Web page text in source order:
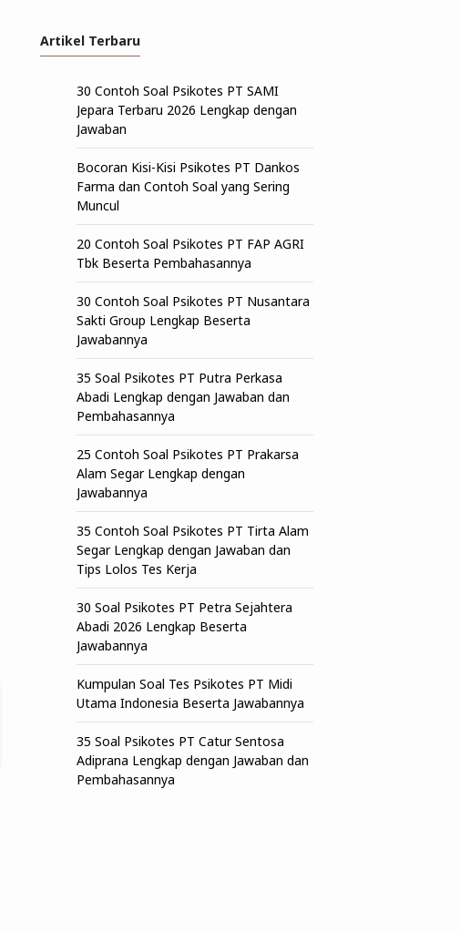
Artikel Terbaru
30 Contoh Soal Psikotes PT SAMI
Jepara Terbaru 2026 Lengkap dengan
Jawaban
Bocoran Kisi-Kisi Psikotes PT Dankos
Farma dan Contoh Soal yang Sering
Muncul
20 Contoh Soal Psikotes PT FAP AGRI
Tbk Beserta Pembahasannya
30 Contoh Soal Psikotes PT Nusantara
Sakti Group Lengkap Beserta
Jawabannya
35 Soal Psikotes PT Putra Perkasa
Abadi Lengkap dengan Jawaban dan
Pembahasannya
25 Contoh Soal Psikotes PT Prakarsa
Alam Segar Lengkap dengan
Jawabannya
35 Contoh Soal Psikotes PT Tirta Alam
Segar Lengkap dengan Jawaban dan
Tips Lolos Tes Kerja
30 Soal Psikotes PT Petra Sejahtera
Abadi 2026 Lengkap Beserta
Jawabannya
Kumpulan Soal Tes Psikotes PT Midi
Utama Indonesia Beserta Jawabannya
35 Soal Psikotes PT Catur Sentosa
Adiprana Lengkap dengan Jawaban dan
Pembahasannya